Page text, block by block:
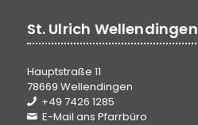
St. Ulrich Wellendingen
Hauptstraße 11
78669 Wellendingen
+49 7426 1285
E-Mail ans Pfarrbüro